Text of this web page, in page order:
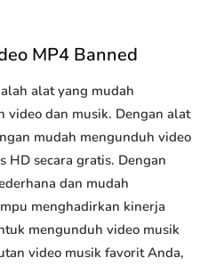
MP4 Banned
alat yang mudah
dan musik. Dengan alat
mudah mengunduh video
HD secara gratis. Dengan
dan mudah
menghadirkan kinerja
mengunduh video musik
video musik favorit Anda,